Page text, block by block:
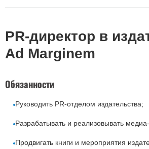
PR-директор в
Ad Marginem
Обязанности
Руководить PR-отделом издательства;
Разрабатывать и реализовывать
Продвигать книги и мероприятия